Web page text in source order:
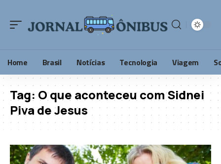
Home Brasil Notícias Tecnologia Viagem
Tag: O que aconteceu com Sidnei
Piva de Jesus